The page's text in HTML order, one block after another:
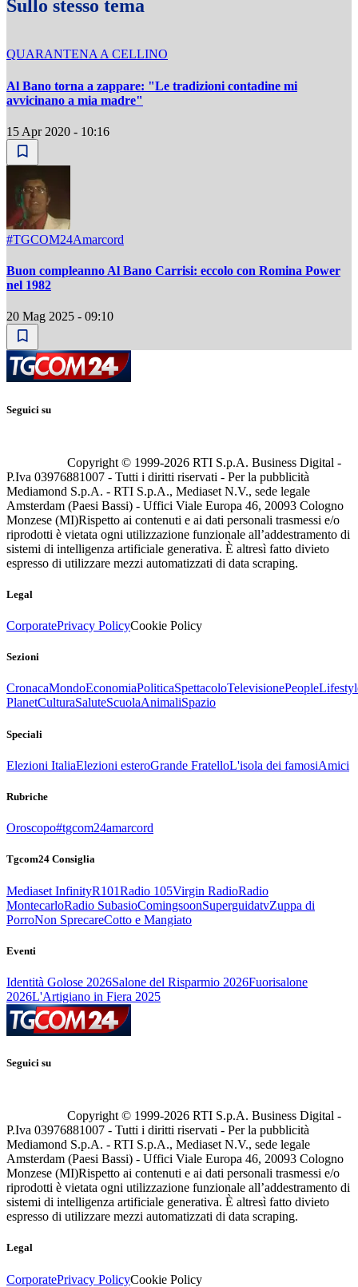
Sullo stesso tema
QUARANTENA A CELLINO
Al Bano torna a zappare: "Le tradizioni contadine mi
avvicinano a mia madre"
15 Apr 2020 - 10:16
#TGCOM24Amarcord
Buon compleanno Al Bano Carrisi: eccolo con Romina Power
nel 1982
20 Mag 2025 - 09:10
Seguici su
Copyright © 1999-2026 RTI S.p.A. Business Digital -
P.Iva 03976881007 - Tutti i diritti riservati - Per la pubblicità
Mediamond S.p.A. - RTI S.p.A., Mediaset N.V., sede legale
Amsterdam (Paesi Bassi) - Uffici Viale Europa 46, 20093 Cologno
Monzese (MI)Rispetto ai contenuti e ai dati personali trasmessi e/o
riprodotti è vietata ogni utilizzazione funzionale all’addestramento di
sistemi di intelligenza artificiale generativa. È altresì fatto divieto
espresso di utilizzare mezzi automatizzati di data scraping.
Legal
CorporatePrivacy PolicyCookie Policy
Sezioni
CronacaMondoEconomiaPoliticaSpettacoloTelevisionePeople
PlanetCulturaSaluteScuolaAnimaliSpazio
Speciali
Elezioni ItaliaElezioni esteroGrande FratelloL'isola dei famosiAmici
Rubriche
Oroscopo#tgcom24amarcord
Tgcom24 Consiglia
Mediaset InfinityR101Radio 105Virgin RadioRadio
MontecarloRadio SubasioComingsoonSuperguidatvZuppa di
PorroNon SprecareCotto e Mangiato
Eventi
Identità Golose 2026Salone del Risparmio 2026Fuorisalone
2026L'Artigiano in Fiera 2025
Seguici su
Copyright © 1999-2026 RTI S.p.A. Business Digital -
P.Iva 03976881007 - Tutti i diritti riservati - Per la pubblicità
Mediamond S.p.A. - RTI S.p.A., Mediaset N.V., sede legale
Amsterdam (Paesi Bassi) - Uffici Viale Europa 46, 20093 Cologno
Monzese (MI)Rispetto ai contenuti e ai dati personali trasmessi e/o
riprodotti è vietata ogni utilizzazione funzionale all’addestramento di
sistemi di intelligenza artificiale generativa. È altresì fatto divieto
espresso di utilizzare mezzi automatizzati di data scraping.
Legal
CorporatePrivacy PolicyCookie Policy